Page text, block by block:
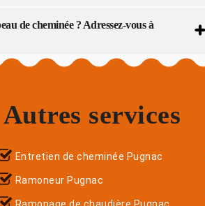
de cheminée ? Adressez-vous à
Autres services
Entretien de cheminée Pugnac
Ramoneur Pugnac